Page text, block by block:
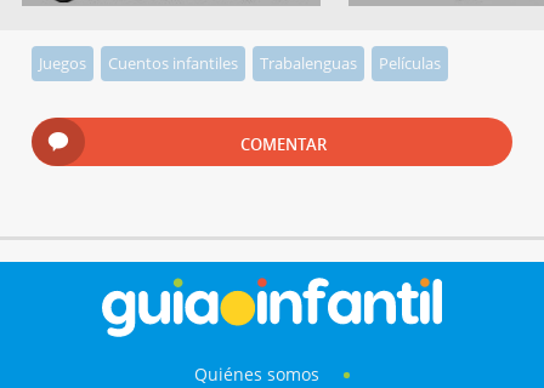
Juegos Cuentos infantiles Trabalenguas Películas
COMENTAR
Quiénes somos